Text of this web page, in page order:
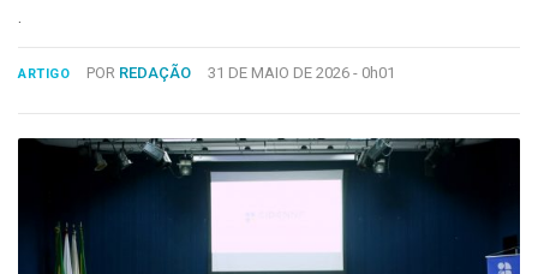
2024
Desenvolvido
Tecnologia
ARTIGO POR REDAÇÃO 31 DE MAIO DE 2026 - 0h01